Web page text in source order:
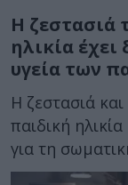
Η ζεστασιά
ηλικία
υγεία των
Η ζεστασιά
παιδική
για τη